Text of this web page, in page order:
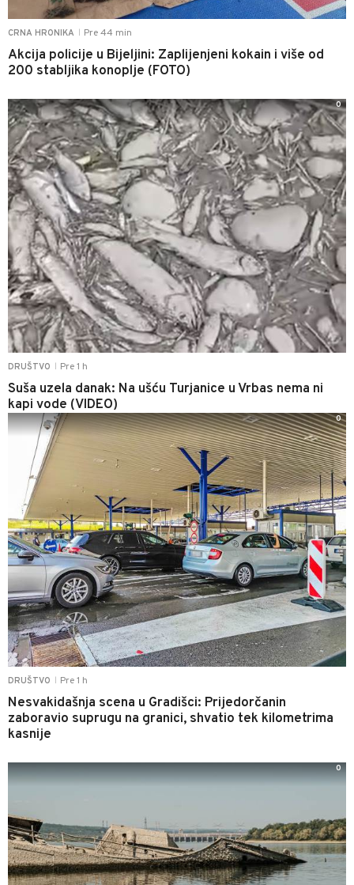
CRNA HRONIKA Pre 44 min
Akcija policije u Bijeljini: Zaplijenjeni kokain i više od
200 stabljika konoplje (FOTO)
DRUŠTVO Pre 1 h
Suša uzela danak: Na ušću Turjanice u Vrbas nema ni
kapi vode (VIDEO)
0
DRUŠTVO Pre 1 h
Nesvakidašnja scena u Gradišci: Prijedorčanin
zaboravio suprugu na granici, shvatio tek kilometrima
kasnije
0
0